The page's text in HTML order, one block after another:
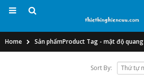
Home Sản phẩmProduct Tag - mật độ quang
Sort By: